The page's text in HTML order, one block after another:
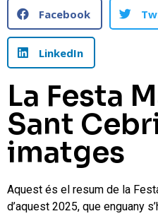
Facebook
LinkedIn
La Festa
Sant
imatges
Aquest és el resum de la
d’aquest 2025, que enguany